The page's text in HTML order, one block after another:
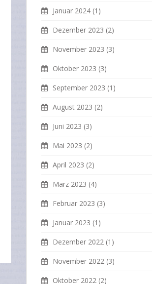
Januar 2024 (1)
Dezember 2023 (2)
November 2023 (3)
Oktober 2023 (3)
September 2023 (1)
August 2023 (2)
Juni 2023 (3)
Mai 2023 (2)
April 2023 (2)
März 2023 (4)
Februar 2023 (3)
Januar 2023 (1)
Dezember 2022 (1)
November 2022 (3)
Oktober 2022 (2)